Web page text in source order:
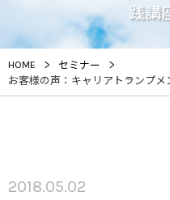
践講
HOME > セミナー >
お客様の声：キャリアトランプ
2018.05.02